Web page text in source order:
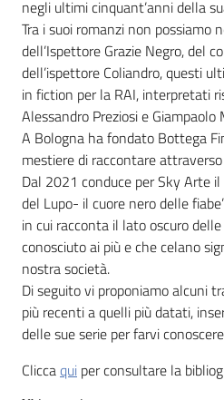
Seguici
su
Catalogo
on line
negli ultimi cinquant’anni della
Tra i suoi romanzi non possiamo
dell’Ispettore Grazie Negro, del
dell’ispettore Coliandro, questi
in fiction per la RAI, interpretati
Alessandro Preziosi e Giampaolo
A Bologna ha fondato Bottega
mestiere di raccontare
Dal 2021 conduce per Sky Arte
del Lupo- il cuore nero delle
in cui racconta il lato oscuro
conosciuto ai più e che celano
nostra società.
Di seguito vi proponiamo alcuni
più recenti a quelli più datati,
delle sue serie per farvi
Cliccaqui per consultare la